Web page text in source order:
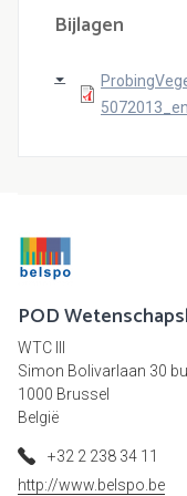
Bijlagen
POD
WTC III
Simon Bolivarlaan 30
1000 Brussel
België
+32 2 238 34 11
http://www.belspo.be